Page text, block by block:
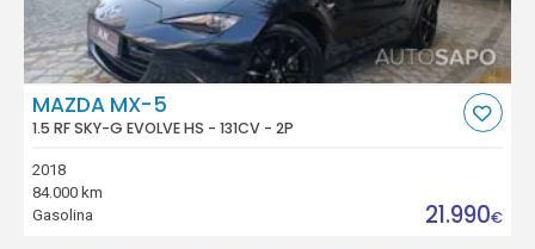
MAZDA MX-5
1.5 RF SKY-G EVOLVE HS - 131CV - 2P
2018
84.000 km
Gasolina
21.990€